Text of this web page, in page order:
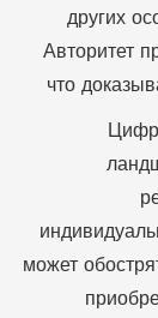
других
Авторитет
что
может